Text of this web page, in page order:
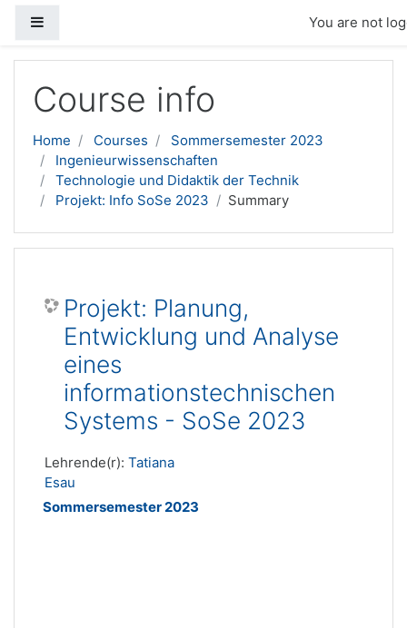
You are not
Course info
Home Courses
Sommersemester 2023
Ingenieurwissenschaften
Technologie und Didaktik der Technik
Projekt: Info SoSe 2023
Summary
Projekt: Planung,
Entwicklung und Analyse
eines
informationstechnischen
Systems - SoSe 2023
Lehrende(r): Tatiana
Esau
Sommersemester 2023